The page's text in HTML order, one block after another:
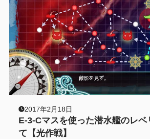
2017年2月18日
E-3-Cマスを使った潜水艦のレベ
て【光作戦】